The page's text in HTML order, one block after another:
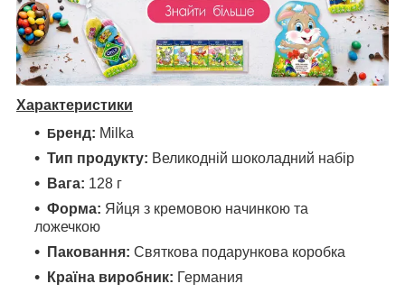
Характеристики
Бренд: Milka
Тип продукту: Великодній шоколадний набір
Вага: 128 г
Форма: Яйця з кремовою начинкою та
ложечкою
Паковання: Святкова подарункова коробка
Країна виробник: Германия